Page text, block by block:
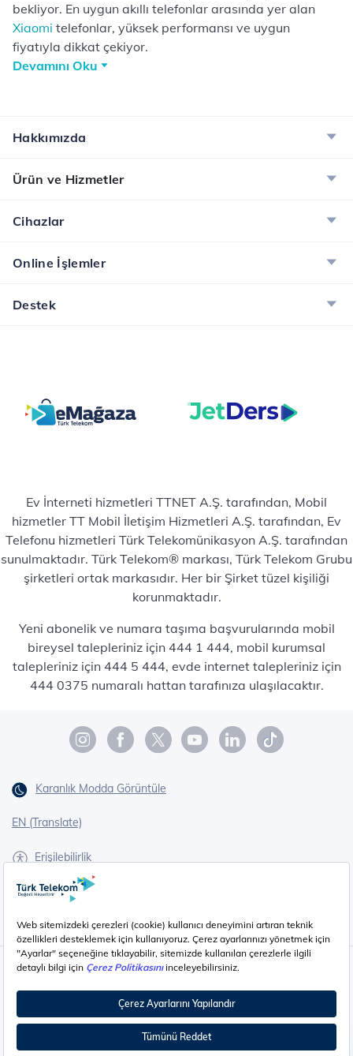
bekliyor. En uygun akıllı telefonlar arasında yer alan
Xiaomi telefonlar, yüksek performansı ve uygun
fiyatıyla dikkat çekiyor.
Devamını Oku
Hakkımızda
Ürün ve Hizmetler
Cihazlar
Online İşlemler
Destek
Ev İnterneti hizmetleri TTNET A.Ş. tarafından, Mobil
hizmetler TT Mobil İletişim Hizmetleri A.Ş. tarafından, Ev
Telefonu hizmetleri Türk Telekomünikasyon A.Ş. tarafından
sunulmaktadır. Türk Telekom® markası, Türk Telekom Grubu
şirketleri ortak markasıdır. Her bir Şirket tüzel kişiliği
korunmaktadır.
Yeni abonelik ve numara taşıma başvurularında mobil
bireysel talepleriniz için 444 1 444, mobil kurumsal
talepleriniz için 444 5 444, evde internet talepleriniz için
444 0375 numaralı hattan tarafınıza ulaşılacaktır.
Karanlık Modda Görüntüle
EN (Translate)
Erişilebilirlik
İşaret Dili Çevirisi
Çerez Ayarları